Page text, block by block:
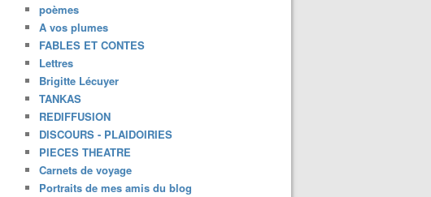
poèmes
A vos plumes
FABLES ET CONTES
Lettres
Brigitte Lécuyer
TANKAS
REDIFFUSION
DISCOURS - PLAIDOIRIES
PIECES THEATRE
Carnets de voyage
Portraits de mes amis du blog